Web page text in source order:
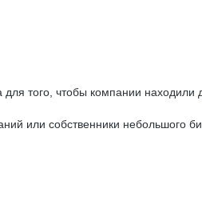
того, чтобы компании находили
или собственники небольшого